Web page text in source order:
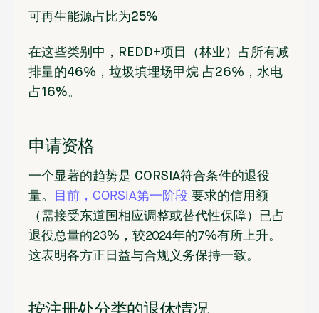
可再生能源占比为25%
在这些类别中 ，REDD+项目
（林业）占所有减
排量的46%， 垃圾填埋场甲烷 占26%， 水电
占16%。
申请资格
一个显著的趋势是 CORSIA符合条件的退役
量。
目前，CORSIA第一阶段 要求的信用额
（需接受东道国相应调整或替代性保障）已占
退役总量的23%，较2024年的7%有所上升。
这表明各方正日益与合规义务保持一致。